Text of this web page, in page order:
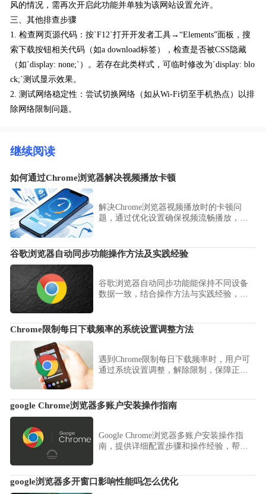
风的情况，需再次开启此功能并单独为该网站设置允许。
三、其他排查步骤
1. 检查网页源代码：按`F12`打开开发者工具→“Elements”面板，搜
索下载按钮相关代码（如a download标签），检查是否被CSS隐藏
（如`display: none;`）。若存在此类样式，可临时修改为`display: blo
ck;`测试显示效果。
2. 测试网络稳定性：尝试切换网络（如从Wi-Fi切至手机热点）以排
除网络限制问题。
继续阅读
如何通过Chrome浏览器解决视频播放卡顿
解决Chrome浏览器视频播放时的卡顿问
题，通过优化设置确保视频流畅播放，提
谷歌浏览器自动同步功能操作方法及实践经验
谷歌浏览器自动同步功能能保持不同设备
数据一致，结合操作方法与实践经验，帮
Chrome限制每日下载频率的系统设置调整方法
遇到Chrome限制每日下载频率时，用户可
通过系统设置调整，解除限制，保障正常
google Chrome浏览器多账户安装操作指南
Google Chrome浏览器多账户安装操作指
南，提供详细配置步骤和操作经验，帮助
google浏览器多开窗口影响性能吗怎么优化